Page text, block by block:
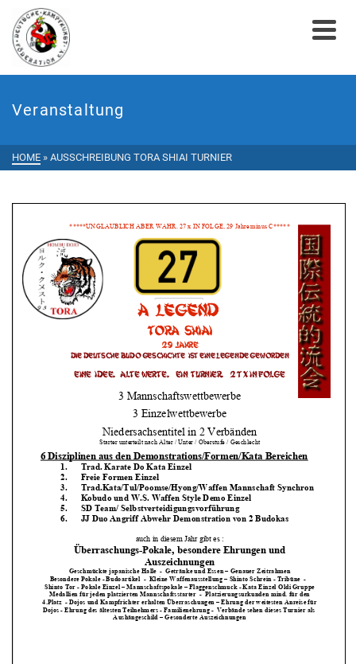
Veranstaltung
HOME » AUSSCHREIBUNG TORA SHIAI TURNIER